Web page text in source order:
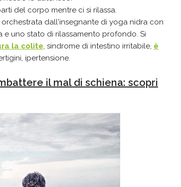
del corpo mentre ci si rilassa.
dall'insegnante di yoga nidra con
uno stato di rilassamento profondo. Si
la colite , sindrome di intestino irritabile, è
ipertensione.
il mal di schiena: scopri